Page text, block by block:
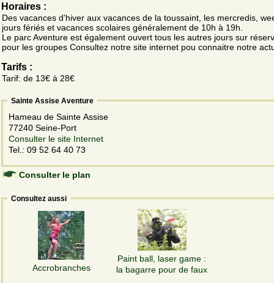
Horaires :
Des vacances d'hiver aux vacances de la toussaint, les mercredis,
jours fériés et vacances scolaires généralement de 10h à 19h.
Le parc Aventure est également ouvert tous les autres jours sur
pour les groupes Consultez notre site internet pou connaitre notre
Tarifs :
Tarif: de 13€ à 28€
Sainte Assise Aventure
Hameau de Sainte Assise
77240 Seine-Port
Consulter le site Internet
Tel.: 09 52 64 40 73
Consulter le plan
Consultez aussi
Accrobranches
Paint ball, laser game :
la bagarre pour de faux